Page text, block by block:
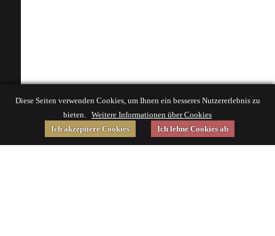
Diese Seiten verwenden Cookies, um Ihnen ein besseres Nutzererlebnis zu
bieten. Weitere Informationen über Cookies
Ich akzeptiere Cookies
Ich lehne Cookies ab